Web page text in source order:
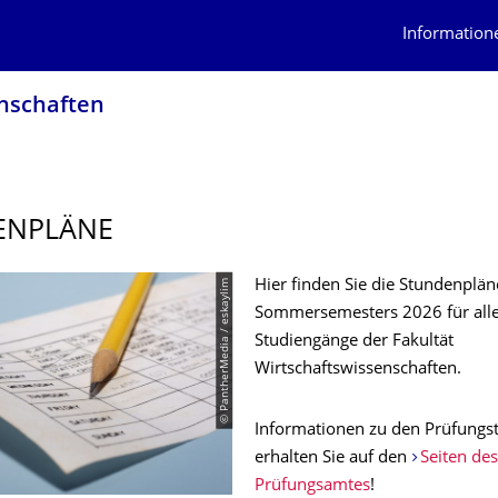
© PantherMedia / eskaylim
Hier finden Sie die
Sommersemesters 2026 für
Studiengänge der Fakultät
Wirtschaftswissenschaften.
Informationen zu den
erhalten Sie auf den
Seiten des
Prüfungsamtes!